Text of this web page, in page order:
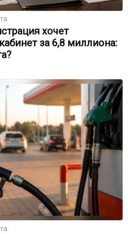
хочет
за 6,8 миллиона: